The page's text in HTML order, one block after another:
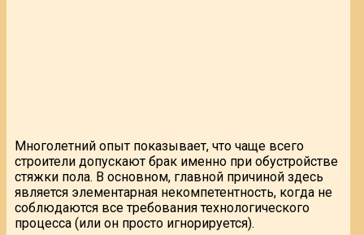
Многолетний опыт показывает, что чаще всего
строители допускают брак именно при обустройстве
стяжки пола. В основном, главной причиной здесь
является элементарная некомпетентность, когда не
соблюдаются все требования технологического
процесса (или он просто игнорируется).